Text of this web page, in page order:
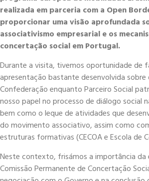
realizada em parceria com a Open
proporcionar uma visão aprofundada
associativismo empresarial e os
concertação social em Portugal.
Durante a visita, tivemos oportunidade de
apresentação bastante desenvolvida sobre
Confederação enquanto Parceiro Social
nosso papel no processo de diálogo social
bem como o leque de atividades que
do movimento associativo, assim como
estruturas formativas (CECOA e Escola de
Neste contexto, frisámos a importância da
Comissão Permanente de Concertação